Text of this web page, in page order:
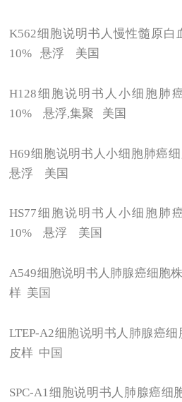
K562细胞说明书人慢性髓原
10% 悬浮 美国
H128细胞说明书人小细胞
10% 悬浮,集聚 美国
H69细胞说明书人小细胞肺癌
悬浮 美国
HS77细胞说明书人小细胞
10% 悬浮 美国
A549细胞说明书人肺腺癌细
样 美国
LTEP-A2细胞说明书人肺腺癌
皮样 中国
SPC-A1细胞说明书人肺腺癌